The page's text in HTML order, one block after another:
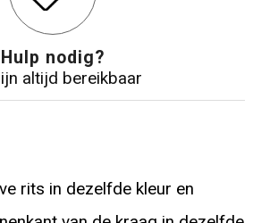
Hulp nodig?
altijd bereikbaar
rits in dezelfde kleur en